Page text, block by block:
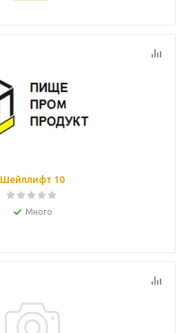
Шейплифт 10
Много